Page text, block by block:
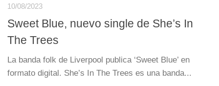
10/08/2023
Sweet Blue, nuevo single de She’s In
The Trees
La banda folk de Liverpool publica ‘Sweet Blue’ en
formato digital. She’s In The Trees es una banda...